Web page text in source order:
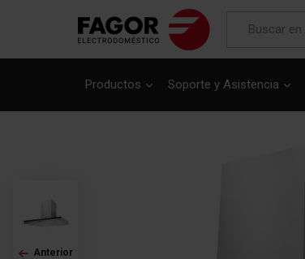
Productos Soporte y Asistencia
Anterior